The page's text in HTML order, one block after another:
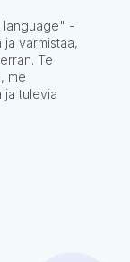
language" -
varmistaa,
Te
me
ja tulevia